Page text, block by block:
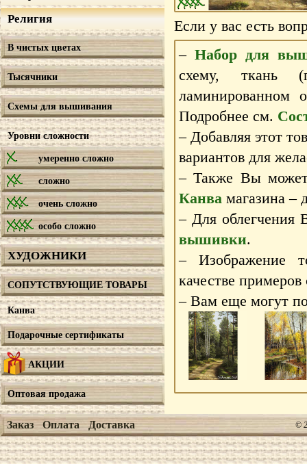
Религия
В чистых цветах
Тысячники
Схемы для вышивания
Уровни сложности
умеренно сложно
сложно
очень сложно
особо сложно
ХУДОЖНИКИ
СОПУТСТВУЮЩИЕ ТОВАРЫ
Канва
Подарочные сертификаты
АКЦИИ
Оптовая продажа
Если у вас есть
–Набор для
схему, ткань
ламинированном
Подробнее см.
– Добавляя этот
вариантов для
– Также Вы
Канва магазина –
– Для облегчения
вышивки.
– Изображение
качестве
– Вам еще могут
Заказ Оплата Доставка ©